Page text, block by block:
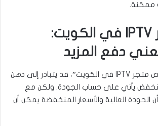
ممكنة.
أرخص متجر IPTV في الكويت:
دفع المزيد
عند البحث عن “أرخص متجر IPTV في الكويت”، قد يتبادر إلى ذهن
يأتي على حساب الجودة. ولكن مع
الجودة العالية والأسعار المنخفضة يمكن أن